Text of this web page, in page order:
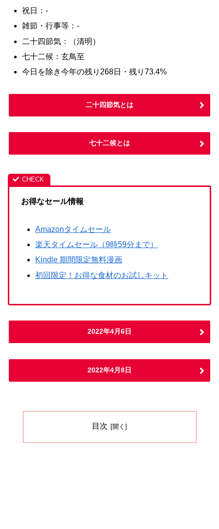
祝日：-
雑節・行事等：-
二十四節気：（清明）
七十二候：玄鳥至
今日を除き今年の残り268日・残り73.4%
二十四節気とは
七十二候とは
お得なセール情報
Amazonタイムセール
楽天タイムセール（9時59分まで）
Kindle 期間限定無料漫画
初回限定！お得な食材のお試しキット
2022年4月6日
2022年4月8日
目次